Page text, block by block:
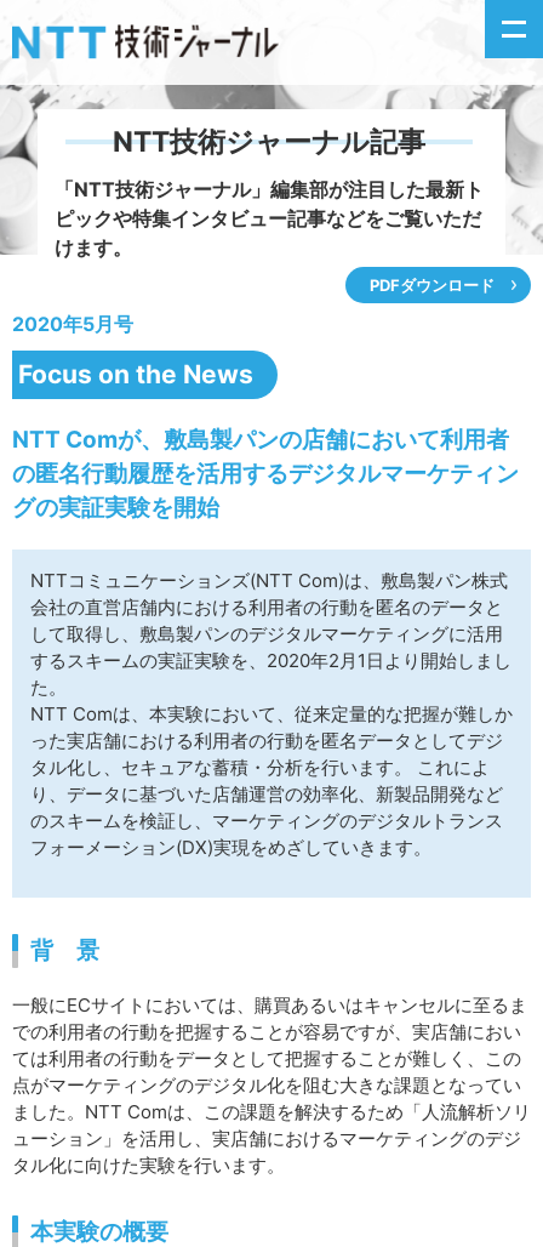
新着情報
掲載月毎記事
イベントカレンダー
問い合わせ
サイトマップ
NTT技術ジャーナル記事
「NTT技術ジャーナル」編集部が注目した最新ト
ピックや特集インタビュー記事などをご覧いただ
けます。
PDFダウンロード
2020年5月号
Focus on the News
NTT Comが、敷島製パンの店舗において利用者
の匿名行動履歴を活用するデジタルマーケティン
グの実証実験を開始
NTTコミュニケーションズ(NTT Com)は、敷島製パン株式
会社の直営店舗内における利用者の行動を匿名のデータと
して取得し、敷島製パンのデジタルマーケティングに活用
するスキームの実証実験を、2020年2月1日より開始しまし
た。
NTT Comは、本実験において、従来定量的な把握が難しか
った実店舗における利用者の行動を匿名データとしてデジ
タル化し、セキュアな蓄積・分析を行います。 これによ
り、データに基づいた店舗運営の効率化、新製品開発など
のスキームを検証し、マーケティングのデジタルトランス
フォーメーション(DX)実現をめざしていきます。
背 景
一般にECサイトにおいては、購買あるいはキャンセルに至るま
での利用者の行動を把握することが容易ですが、実店舗におい
ては利用者の行動をデータとして把握することが難しく、この
点がマーケティングのデジタル化を阻む大きな課題となってい
ました。NTT Comは、この課題を解決するため「人流解析ソリ
ューション」を活用し、実店舗におけるマーケティングのデジ
タル化に向けた実験を行います。
本実験の概要